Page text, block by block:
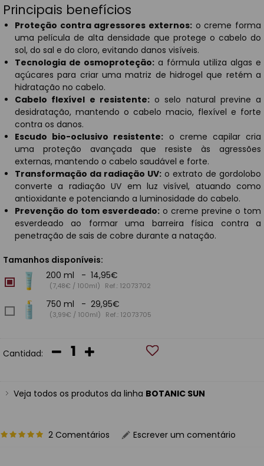
Principais benefícios
Proteção contra agressores externos: o creme forma
uma película de alta densidade que protege o cabelo do
sol, do sal e do cloro, evitando danos visíveis.
Tecnologia de osmoproteção: a fórmula utiliza algas e
açúcares para criar uma matriz de hidrogel que retém a
hidratação no cabelo.
Cabelo flexível e resistente:o selo natural previne a
desidratação, mantendo o cabelo macio, flexível e forte
contra os danos.
Escudo bio-oclusivo resistente: o creme capilar cria
uma proteção avançada que resiste às agressões
externas, mantendo o cabelo saudável e forte.
Transformação da radiação UV: o extrato de gordolobo
converte a radiação UV em luz visível, atuando como
antioxidante e potenciando a luminosidade do cabelo.
Prevenção do tom esverdeado: o creme previne o tom
esverdeado ao formar uma barreira física contra a
penetração de sais de cobre durante a natação.
Tamanhos disponíveis:
200 ml - 14,95€
(7,48€ / 100ml) Ref.: 12073702
750 ml - 29,95€
(3,99€ / 100ml) Ref.: 12073705
Cantidad:
Veja todos os produtos da linha BOTANIC SUN
2 Comentários Escrever um comentário